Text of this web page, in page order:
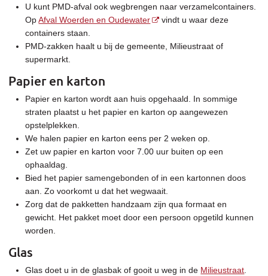
U kunt PMD-afval ook wegbrengen naar verzamelcontainers.
OpAfval Woerden en Oudewater
vindt u waar deze
containers staan.
PMD-zakken haalt u bij de gemeente, Milieustraat of
supermarkt.
Papier en karton
Papier en karton wordt aan huis opgehaald. In sommige
straten plaatst u het papier en karton op aangewezen
opstelplekken.
We halen papier en karton eens per 2 weken op.
Zet uw papier en karton voor 7.00 uur buiten op een
ophaaldag.
Bied het papier samengebonden of in een kartonnen doos
aan. Zo voorkomt u dat het wegwaait.
Zorg dat de pakketten handzaam zijn qua formaat en
gewicht. Het pakket moet door een persoon opgetild kunnen
worden.
Glas
Glas doet u in de glasbak of gooit u weg in de Milieustraat.